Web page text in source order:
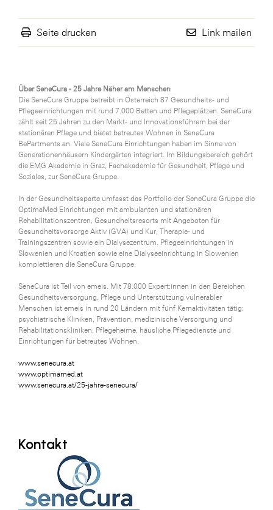
Seite drucken Link mailen
Über SeneCura - 25 Jahre Näher am Menschen
Die SeneCura Gruppe betreibt in Österreich 87 Gesundheits- und
Pflegeeinrichtungen mit rund 7.000 Betten und Pflegeplätzen. SeneCura
zählt seit 25 Jahren zu den Markt- und Innovationsführern bei der
stationären Pflege und bietet betreutes Wohnen in SeneCura
BePartments an. Viele SeneCura Einrichtungen haben im Sinne von
Generationenhäusern Kindergärten integriert. Im Bildungsbereich gehört
die EMG Akademie in Graz, Fachakademie für Gesundheit, Pflege und
Soziales, zur SeneCura Gruppe.
In der Gesundheitssparte umfasst das Portfolio der SeneCura Gruppe die
OptimaMed Einrichtungen mit ambulanten und stationären
Rehabilitationszentren, Gesundheitsresorts mit Angeboten für
Gesundheitsvorsorge Aktiv (GVA) und Kur, Therapie- und
Trainingszentren sowie ein Dialysezentrum. Pflegeeinrichtungen in
Slowenien und Kroatien sowie eine Dialyseeinrichtung in Slowenien
komplettieren die SeneCura Gruppe.
SeneCura ist Teil von emeis. Mit 78.000 Expert:innen in den Bereichen
Gesundheitsversorgung, Pflege und Unterstützung vulnerabler
Menschen ist emeis in rund 20 Ländern mit fünf Kernaktivitäten tätig:
psychiatrische Kliniken, Prävention, medizinische Versorgung und
Rehabilitationskliniken, Pflegeheime, häusliche Pflegedienste und
Einrichtungen für betreutes Wohnen.
www.senecura.at
www.optimamed.at
www.senecura.at/25-jahre-senecura/
Kontakt